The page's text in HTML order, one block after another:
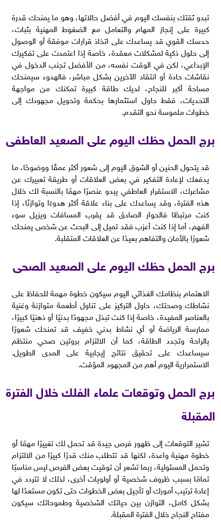
تبدو ثقتك بنفسك اليوم في أفضل حالاتها، وهو ما يمنحك قدرة
كبيرة على إنجاز المهام والتعامل مع الضغوط المهنية بثبات،
حدسك القوي قد يساعدك على اتخاذ قرارات موفقة أو الوصول
إلى حلول ذكية لمشكلات معقدة، خاصة إذا اعتمدت على تفكيرك
الإبداعي، لكن في الوقت نفسه، من الأفضل تجنب الدخول في
نقاشات حادة أو انتقاد الآخرين بشكل مباشر، فالهدوء سيمنحك
مساحة أكبر للنجاح، لديك طاقة كبيرة تمكنك من مواجهة
التحديات، فقط حاول استثمارها بحكمة وتحويل مجهودك إلى
خطوات ملموسة نحو التقدم.
برج الحمل حظك اليوم على الصعيد العاطفى
قد يتحول الحنين أو الشوق اليوم إلى شعور أكثر عمقًا ووضوحًا، ما
يدفعك لإعادة التفكير في بعض العلاقات أو طريقة تعبيرك عن
مشاعرك، الاستقرار العاطفي يبدو عنصرًا مهمًا بالنسبة لك خلال
هذه الفترة، وقد يساعدك على بناء علاقة أكثر هدوءًا وتوازنًا، إذا
كنت مرتبطًا فالحوار الصادق قد يقرب المسافات ويزيل سوء
الفهم، أما إذا كنت أعزب فقد تميل إلى البحث عن شخص يمنحك
شعورًا بالأمان والتفاهم بعيدًا عن العلاقات المتقلبة.
برج الحمل حظك اليوم على الصعيد الصحى
الاهتمام بنظامك الغذائي اليوم سيكون خطوة مهمة للحفاظ على
نشاطك وصحتك، حاول التركيز على تناول أطعمة متوازنة وغنية
بالعناصر المفيدة، خاصة إذا كنت تبذل مجهودًا بدنيًا أو ذهنيًا كبيرًا،
ممارسة الرياضة أو أي نشاط بدني خفيف قد تمنحك شعورًا
بالراحة وتجدد الطاقة، كما أن الالتزام بروتين صحي منتظم
سيساعدك على تحقيق نتائج إيجابية على المدى الطويل.
الاستمرارية اليوم أهم من المجهود المؤقت.
برج الحمل وتوقعات علماء الفلك خلال الفترة
المقبلة
تشير التوقعات إلى ظهور فرص جيدة قد تحمل لك تغييرًا مهمًا أو
خطوة مهنية واعدة، لكنها قد تتطلب منك قدرًا كبيرًا من الالتزام
وتحمل المسئولية، ربما تشعر أن توقيت بعض الفرص ليس مناسبًا
تمامًا بسبب ظروف شخصية أو أولويات أخرى، لذلك لا تتردد في
إعادة ترتيب أمورك أو تأجيل بعض الخطوات حتى تكون مستعدًا لها
بشكل كامل، التوازن بين حياتك الشخصية وطموحاتك سيكون
مفتاح النجاح خلال الفترة المقبلة.